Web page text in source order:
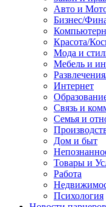
Авто и
Бизнес/
Красота/
Мода и
Мебель и
Интернет
Связь и
Семья и
Дом и быт
Товары и
Работа
Психология